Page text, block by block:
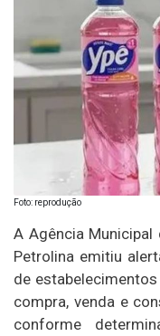
Foto: reprodução
A Agência
Petrolina emitiu
de
compra, venda e
conforme